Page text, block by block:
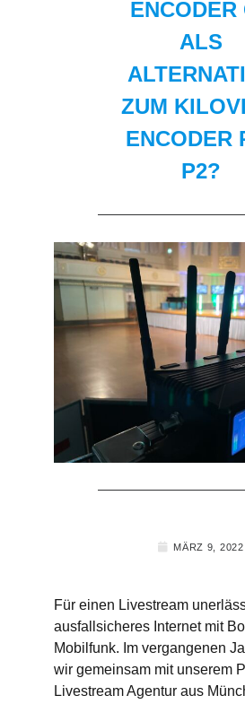
ENCODER
ALS
ZUM
ENCODER
P2?
MÄRZ 9, 2022
Für einen Livestream
ausfallsicheres Internet mit
Mobilfunk. Im vergangenen
wir gemeinsam mit unserem
Livestream Agentur aus